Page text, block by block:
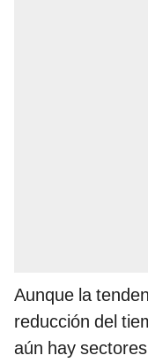
Aunque la
reducción del
aún hay